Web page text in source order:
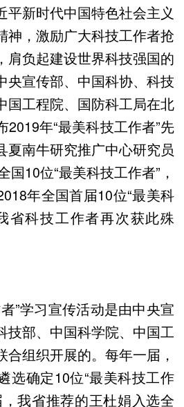
新时代中国特色社会主义
神，激励广大科技工作者抢
肩负起建设世界科技强国的
央宣传部、中国科协、科技
国工程院、国防科工局在北
2019年“最美科技工作者”先
夏南牛研究推广中心研究员
10位“最美科技工作者”，
年全国首届10位“最美科
省科技工作者再次获此殊
学习宣传活动是由中央宣
技部、中国科学院、中国工
组织开展的。每年一届，
选确定10位“最美科技工作
我省推荐的王杜娟入选全